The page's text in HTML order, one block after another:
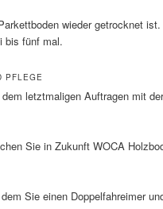
wieder getrocknet
bis fünf mal.
letztmaligen Auftragen mit
Sie in Zukunft WOCA
Sie einen Doppelfahreimer